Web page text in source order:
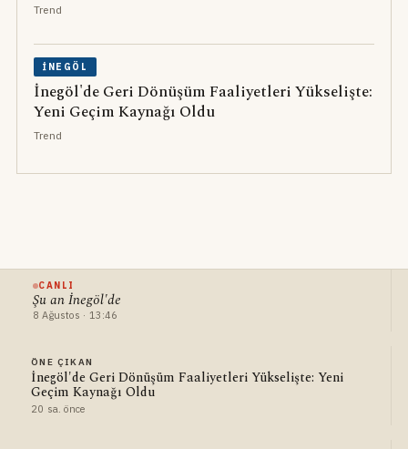
Trend
İNEGÖL
İnegöl'de Geri Dönüşüm Faaliyetleri Yükselişte:
Yeni Geçim Kaynağı Oldu
Trend
CANLI
Şu an İnegöl'de
8 Ağustos · 13:46
ÖNE ÇIKAN
İnegöl'de Geri Dönüşüm Faaliyetleri Yükselişte: Yeni
Geçim Kaynağı Oldu
20 sa. önce